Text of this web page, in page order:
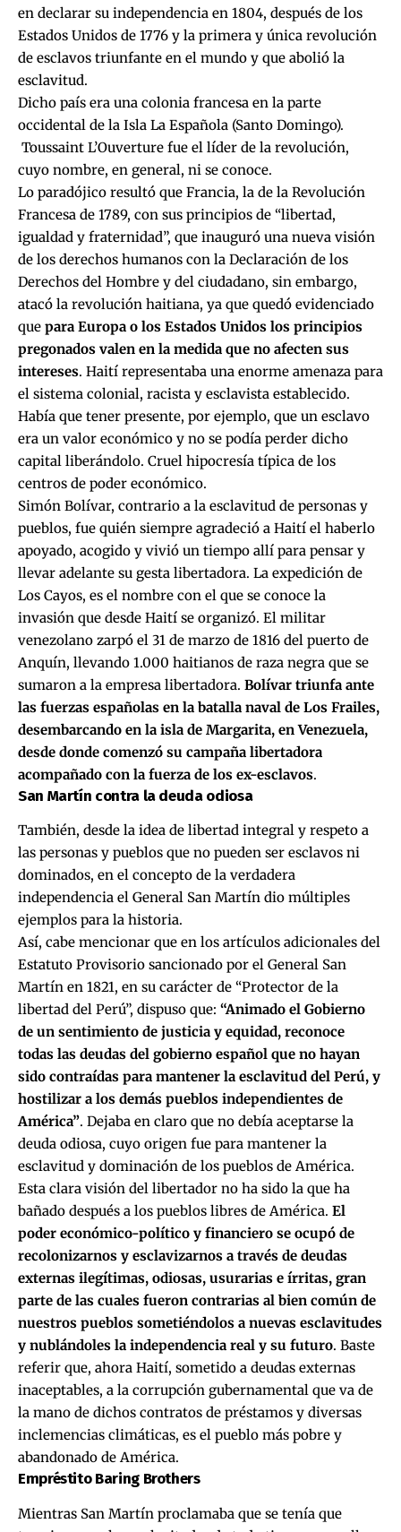
en declarar su independencia en 1804, después de los
Estados Unidos de 1776 y la primera y única revolución
de esclavos triunfante en el mundo y que abolió la
esclavitud.
Dicho país era una colonia francesa en la parte
occidental de la Isla La Española (Santo Domingo).
Toussaint L’Ouverture fue el líder de la revolución,
cuyo nombre, en general, ni se conoce.
Lo paradójico resultó que Francia, la de la Revolución
Francesa de 1789, con sus principios de “libertad,
igualdad y fraternidad”, que inauguró una nueva visión
de los derechos humanos con la Declaración de los
Derechos del Hombre y del ciudadano, sin embargo,
atacó la revolución haitiana, ya que quedó evidenciado
que para Europa o los Estados Unidos los principios
pregonados valen en la medida que no afecten sus
intereses. Haití representaba una enorme amenaza para
el sistema colonial, racista y esclavista establecido.
Había que tener presente, por ejemplo, que un esclavo
era un valor económico y no se podía perder dicho
capital liberándolo. Cruel hipocresía típica de los
centros de poder económico.
Simón Bolívar, contrario a la esclavitud de personas y
pueblos, fue quién siempre agradeció a Haití el haberlo
apoyado, acogido y vivió un tiempo allí para pensar y
llevar adelante su gesta libertadora. La expedición de
Los Cayos, es el nombre con el que se conoce la
invasión que desde Haití se organizó. El militar
venezolano zarpó el 31 de marzo de 1816 del puerto de
Anquín, llevando 1.000 haitianos de raza negra que se
sumaron a la empresa libertadora. Bolívar triunfa ante
las fuerzas españolas en la batalla naval de Los Frailes,
desembarcando en la isla de Margarita, en Venezuela,
desde donde comenzó su campaña libertadora
acompañado con la fuerza de los ex-esclavos.
San Martín contra la deuda odiosa
También, desde la idea de libertad integral y respeto a
las personas y pueblos que no pueden ser esclavos ni
dominados, en el concepto de la verdadera
independencia el General San Martín dio múltiples
ejemplos para la historia.
Así, cabe mencionar que en los artículos adicionales del
Estatuto Provisorio sancionado por el General San
Martín en 1821, en su carácter de “Protector de la
libertad del Perú”, dispuso que: “Animado el Gobierno
de un sentimiento de justicia y equidad, reconoce
todas las deudas del gobierno español que no hayan
sido contraídas para mantener la esclavitud del Perú, y
hostilizar a los demás pueblos independientes de
América”. Dejaba en claro que no debía aceptarse la
deuda odiosa, cuyo origen fue para mantener la
esclavitud y dominación de los pueblos de América.
Esta clara visión del libertador no ha sido la que ha
bañado después a los pueblos libres de América. El
poder económico-político y financiero se ocupó de
recolonizarnos y esclavizarnos a través de deudas
externas ilegítimas, odiosas, usurarias e írritas, gran
parte de las cuales fueron contrarias al bien común de
nuestros pueblos sometiéndolos a nuevas esclavitudes
y nublándoles la independencia real y su futuro. Baste
referir que, ahora Haití, sometido a deudas externas
inaceptables, a la corrupción gubernamental que va de
la mano de dichos contratos de préstamos y diversas
inclemencias climáticas, es el pueblo más pobre y
abandonado de América.
Empréstito Baring Brothers
Mientras San Martín proclamaba que se tenía que